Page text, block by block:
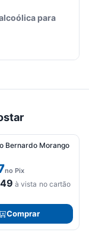
para
Bernardo Morango
no Pix
à vista no cartão
Comprar